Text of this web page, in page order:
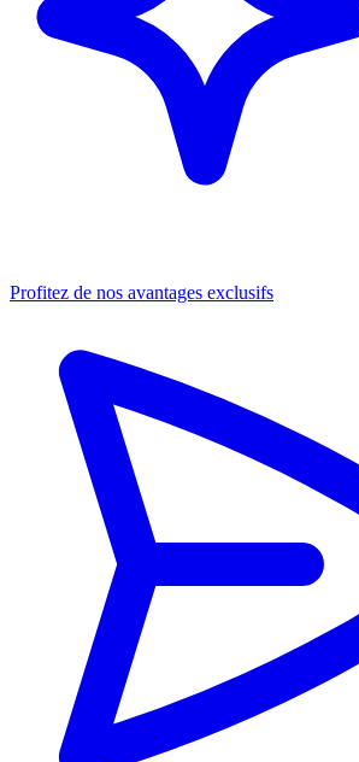
Profitez de nos avantages exclusifs